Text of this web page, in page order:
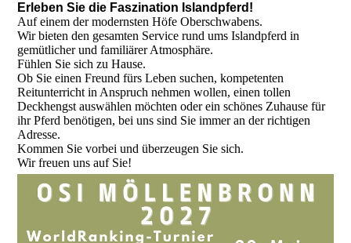
Erleben Sie die Faszination Islandpferd!
Auf einem der modernsten Höfe Oberschwabens.
Wir bieten den gesamten Service rund ums Islandpferd in
gemütlicher und familiärer Atmosphäre.
Fühlen Sie sich zu Hause.
Ob Sie einen Freund fürs Leben suchen, kompetenten
Reitunterricht in Anspruch nehmen wollen, einen tollen
Deckhengst auswählen möchten oder ein schönes Zuhause für
ihr Pferd benötigen, bei uns sind Sie immer an der richtigen
Adresse.
Kommen Sie vorbei und überzeugen Sie sich.
Wir freuen uns auf Sie!